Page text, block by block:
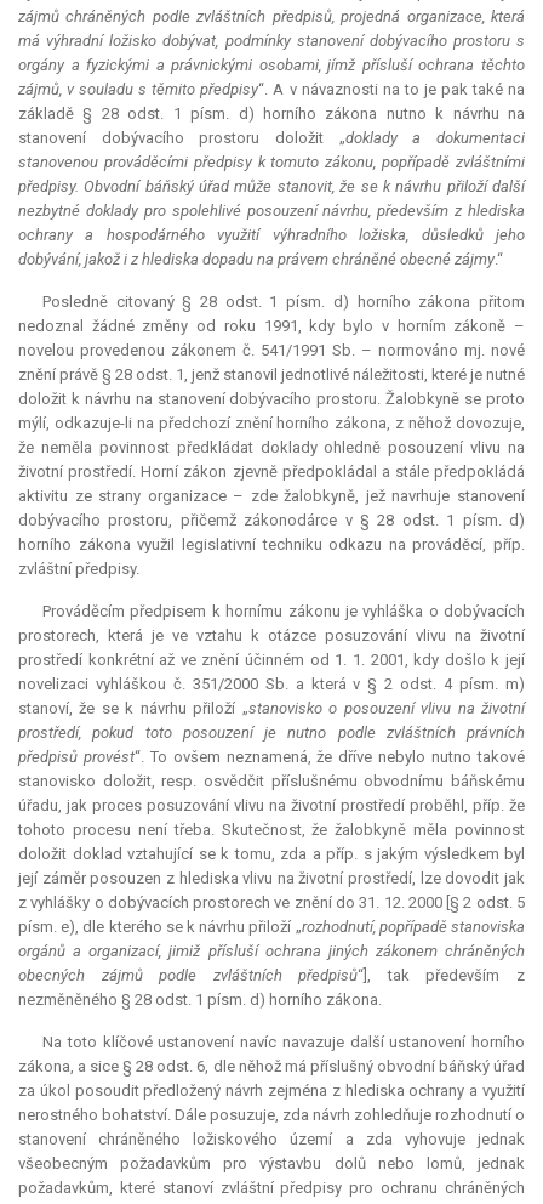
zájmů chráněných podle zvláštních předpisů, projedná organizace, která
má výhradní ložisko dobývat, podmínky stanovení dobývacího prostoru s
orgány a fyzickými a právnickými osobami, jímž přísluší ochrana těchto
zájmů, v souladu s těmito předpisy“. A v návaznosti na to je pak také na
základě § 28 odst. 1 písm. d) horního zákona nutno k návrhu na
stanovení dobývacího prostoru doložit „doklady a dokumentaci
stanovenou prováděcími předpisy k tomuto zákonu, popřípadě zvláštními
předpisy. Obvodní báňský úřad může stanovit, že se k návrhu přiloží další
nezbytné doklady pro spolehlivé posouzení návrhu, především z hlediska
ochrany a hospodárného využití výhradního ložiska, důsledků jeho
dobývání, jakož i z hlediska dopadu na právem chráněné obecné zájmy.“
Posledně citovaný § 28 odst. 1 písm. d) horního zákona přitom
nedoznal žádné změny od roku 1991, kdy bylo v horním zákoně –
novelou provedenou zákonem č. 541/1991 Sb. – normováno mj. nové
znění právě § 28 odst. 1, jenž stanovil jednotlivé náležitosti, které je nutné
doložit k návrhu na stanovení dobývacího prostoru. Žalobkyně se proto
mýlí, odkazuje-li na předchozí znění horního zákona, z něhož dovozuje,
že neměla povinnost předkládat doklady ohledně posouzení vlivu na
životní prostředí. Horní zákon zjevně předpokládal a stále předpokládá
aktivitu ze strany organizace – zde žalobkyně, jež navrhuje stanovení
dobývacího prostoru, přičemž zákonodárce v § 28 odst. 1 písm. d)
horního zákona využil legislativní techniku odkazu na prováděcí, příp.
zvláštní předpisy.
Prováděcím předpisem k hornímu zákonu je vyhláška o dobývacích
prostorech, která je ve vztahu k otázce posuzování vlivu na životní
prostředí konkrétní až ve znění účinném od 1. 1. 2001, kdy došlo k její
novelizaci vyhláškou č. 351/2000 Sb. a která v § 2 odst. 4 písm. m)
stanoví, že se k návrhu přiloží „stanovisko o posouzení vlivu na životní
prostředí, pokud toto posouzení je nutno podle zvláštních právních
předpisů provést“. To ovšem neznamená, že dříve nebylo nutno takové
stanovisko doložit, resp. osvědčit příslušnému obvodnímu báňskému
úřadu, jak proces posuzování vlivu na životní prostředí proběhl, příp. že
tohoto procesu není třeba. Skutečnost, že žalobkyně měla povinnost
doložit doklad vztahující se k tomu, zda a příp. s jakým výsledkem byl
její záměr posouzen z hlediska vlivu na životní prostředí, lze dovodit jak
z vyhlášky o dobývacích prostorech ve znění do 31. 12. 2000 [§ 2 odst. 5
písm. e), dle kterého se k návrhu přiloží „rozhodnutí, popřípadě stanoviska
orgánů a organizací, jimiž přísluší ochrana jiných zákonem chráněných
obecných zájmů podle zvláštních předpisů“], tak především z
nezměněného § 28 odst. 1 písm. d) horního zákona.
Na toto klíčové ustanovení navíc navazuje další ustanovení horního
zákona, a sice § 28 odst. 6, dle něhož má příslušný obvodní báňský úřad
za úkol posoudit předložený návrh zejména z hlediska ochrany a využití
nerostného bohatství. Dále posuzuje, zda návrh zohledňuje rozhodnutí o
stanovení chráněného ložiskového území a zda vyhovuje jednak
všeobecným požadavkům pro výstavbu dolů nebo lomů, jednak
požadavkům, které stanoví zvláštní předpisy pro ochranu chráněných